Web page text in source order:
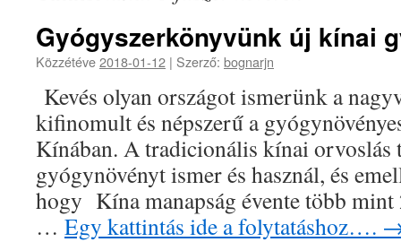
Gyógyszerkönyvünk új kínai
Közzétéve2018-01-12 | Szerző: bognarjn
Kevés olyan országot ismerünk a
kifinomult és népszerű a
Kínában. A tradicionális kínai orvoslás
gyógynövényt ismer és használ, és
hogy Kína manapság évente több
… Egy kattintás ide a folytatáshoz….